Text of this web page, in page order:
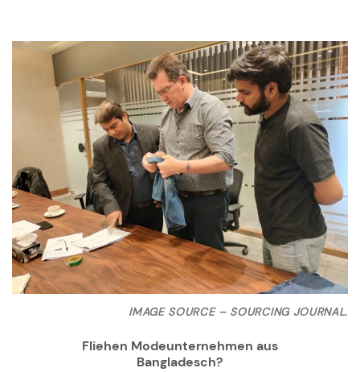
IMAGE SOURCE – SOURCING JOURNAL.
Fliehen Modeunternehmen aus
Bangladesch?